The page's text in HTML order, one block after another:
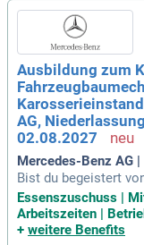
Ausbildung zum
AG,
02.08.2027
Mercedes-Benz AG
Bist du begeistert
serer Ausbildung
enz, zum Glänzen zu
en, führst
Essenszuschuss |
Arbeitszeiten |
+ weitere Benefits